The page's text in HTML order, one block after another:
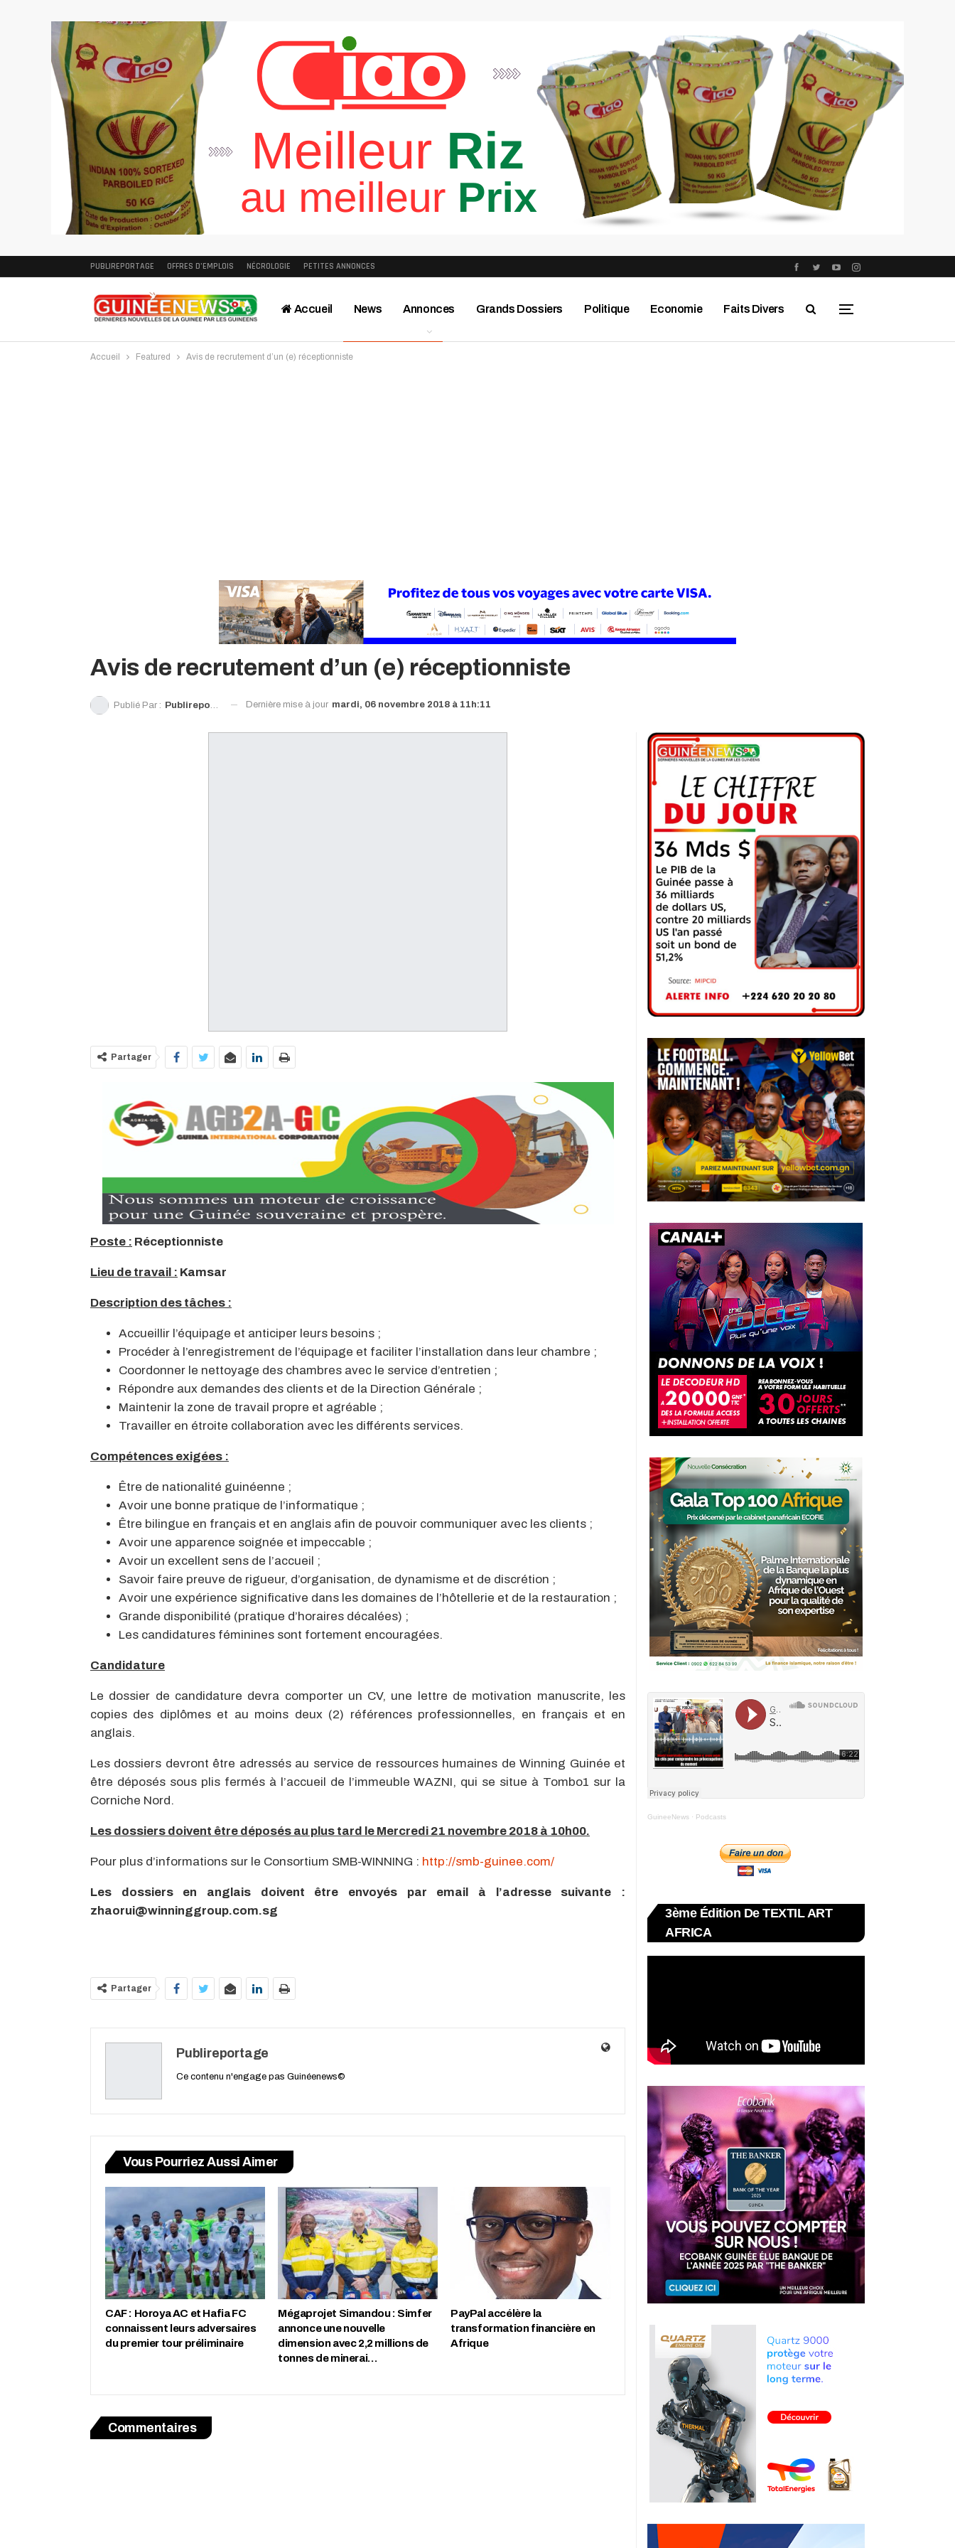
PUBLIREPORTAGE OFFRES D’EMPLOIS NÉCROLOGIE PETITES ANNONCES
Accueil News Annonces Grands Dossiers Politique Economie Faits Divers
Accueil Featured Avis de recrutement d’un (e) réceptionniste
Avis de recrutement d’un (e) réceptionniste
Publié Par : Publireportage Dernière mise à jour mardi, 06 novembre 2018 à 11h:11
Partager
Poste : Réceptionniste
Lieu de travail : Kamsar
Description des tâches :
Accueillir l’équipage et anticiper leurs besoins ;
Procéder à l’enregistrement de l’équipage et faciliter l’installation dans leur chambre ;
Coordonner le nettoyage des chambres avec le service d’entretien ;
Répondre aux demandes des clients et de la Direction Générale ;
Maintenir la zone de travail propre et agréable ;
Travailler en étroite collaboration avec les différents services.
Compétences exigées :
Être de nationalité guinéenne ;
Avoir une bonne pratique de l’informatique ;
Être bilingue en français et en anglais afin de pouvoir communiquer avec les clients ;
Avoir une apparence soignée et impeccable ;
Avoir un excellent sens de l’accueil ;
Savoir faire preuve de rigueur, d’organisation, de dynamisme et de discrétion ;
Avoir une expérience significative dans les domaines de l’hôtellerie et de la restauration ;
Grande disponibilité (pratique d’horaires décalées) ;
Les candidatures féminines sont fortement encouragées.
Candidature
Le dossier de candidature devra comporter un CV, une lettre de motivation manuscrite, les
copies des diplômes et au moins deux (2) références professionnelles, en français et en
anglais.
Les dossiers devront être adressés au service de ressources humaines de Winning Guinée et
être déposés sous plis fermés à l’accueil de l’immeuble WAZNI, qui se situe à Tombo1 sur la
Corniche Nord.
Les dossiers doivent être déposés au plus tard le Mercredi 21 novembre 2018 à 10h00.
Pour plus d’informations sur le Consortium SMB-WINNING : http://smb-guinee.com/
Les dossiers en anglais doivent être envoyés par email à l’adresse suivante :
zhaorui@winninggroup.com.sg
Partager
Publireportage
Ce contenu n'engage pas Guinéenews©
Vous Pourriez Aussi Aimer
CAF : Horoya AC et Hafia FC
connaissent leurs adversaires
du premier tour préliminaire
Mégaprojet Simandou : Simfer
annonce une nouvelle
dimension avec 2,2 millions de
tonnes de minerai…
PayPal accélère la
transformation financière en
Afrique
Commentaires
GuineeNews · Podcasts
3ème Édition De TEXTIL ART
AFRICA